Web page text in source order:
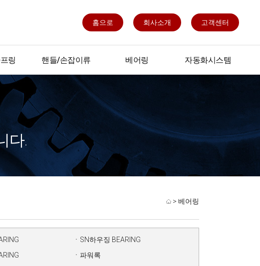
고객센터
회사소개
홈으로
링 핸들/손잡이류
핸들/손잡이류
베어링 자동화시스템
SERO
천복스크류
다.
> 베어링
ㆍSN하우징 BEARING
ㆍ파워록